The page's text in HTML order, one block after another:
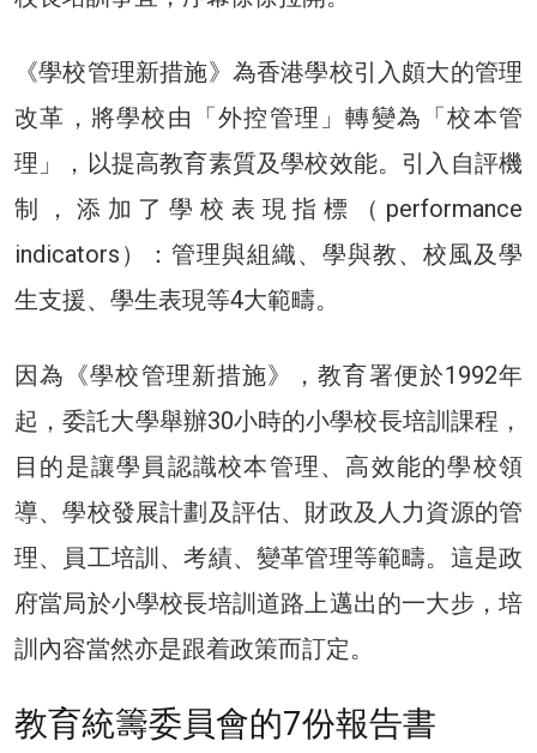
《學校管理新措施》為香港學校引入頗大的管理
改革，將學校由「外控管理」轉變為「校本管
理」，以提高教育素質及學校效能。引入自評機
制，添加了學校表現指標（performance
indicators）：管理與組織、學與教、校風及學
生支援、學生表現等4大範疇。
因為《學校管理新措施》，教育署便於1992年
起，委託大學舉辦30小時的小學校長培訓課程，
目的是讓學員認識校本管理、高效能的學校領
導、學校發展計劃及評估、財政及人力資源的管
理、員工培訓、考績、變革管理等範疇。這是政
府當局於小學校長培訓道路上邁出的一大步，培
訓內容當然亦是跟着政策而訂定。
教育統籌委員會的7份報告書